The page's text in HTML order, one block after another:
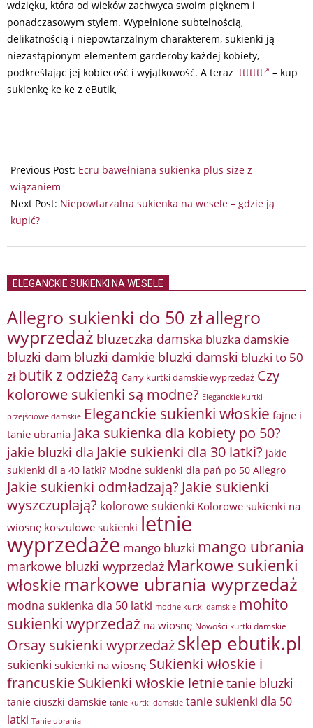
wdzięku, która od wieków zachwyca swoim pięknem i
ponadczasowym stylem. Wypełnione subtelnością,
delikatnością i niepowtarzalnym charakterem, sukienki ją
niezastąpionym elementem garderoby każdej kobiety,
podkreślając jej kobiecość i wyjątkowość. A teraz ttttttt
– kup
sukienkę ke ke z eButik,
08-
03
Previous Post: Ecru bawełniana sukienka plus size z
wiązaniem
Next Post: Niepowtarzalna sukienka na wesele – gdzie ją
kupić?
ELEGANCKIE SUKIENKI NA WESELE
Allegro sukienki do 50 złallegro
wyprzedaż bluzeczka damska bluzka damskie
bluzki dam bluzki damkie bluzki damski bluzki to 50
zł butik z odzieżą Carry kurtki damskie wyprzedaż Czy
kolorowe sukienki są modne? Eleganckie kurtki
przejściowe damskie Eleganckie sukienki włoskie fajne i
tanie ubrania Jaka sukienka dla kobiety po 50?
jakie bluzki dla Jakie sukienki dla 30 latki? jakie
sukienki dl a 40 latki? Modne sukienki dla pań po 50 Allegro
Jakie sukienki odmładzają? Jakie sukienki
wyszczuplają? kolorowe sukienki Kolorowe sukienki na
wiosnę koszulowe sukienki letnie
wyprzedaże mango bluzki mango ubrania
markowe bluzki wyprzedaż Markowe sukienki
włoskie markowe ubrania wyprzedaż
modna sukienka dla 50 latki modne kurtki damskie mohito
sukienki wyprzedaż na wiosnę Nowości kurtki damskie
Orsay sukienki wyprzedażsklep ebutik.pl
sukienki sukienki na wiosnę Sukienki włoskie i
francuskieSukienki włoskie letnietanie bluzki
tanie ciuszki damskie tanie kurtki damskie tanie sukienki dla 50
latki Tanie ubrania